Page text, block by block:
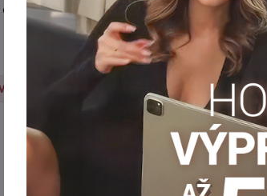
1% bavlna
punčochy Hrubé punčochy